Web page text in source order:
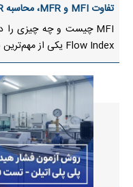
تفاوت MFI و MFR، محاسبه MVR
Flow Index یکی از مهم‌ترین شاخص‌های رئولوژیکی در ص...